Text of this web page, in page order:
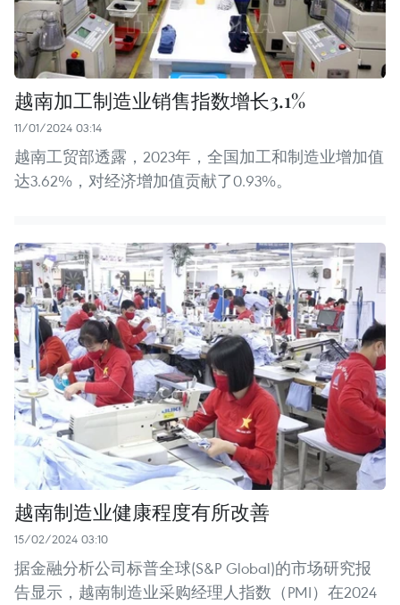
越南加工制造业销售指数增长3.1%
11/01/2024 03:14
越南工贸部透露，2023年，全国加工和制造业增加值
达3.62%，对经济增加值贡献了0.93%。
越南制造业健康程度有所改善
15/02/2024 03:10
据金融分析公司标普全球(S&P Global)的市场研究报
告显示，越南制造业采购经理人指数（PMI）在2024